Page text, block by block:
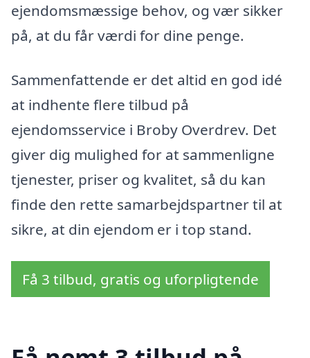
ejendomsmæssige behov, og vær sikker
på, at du får værdi for dine penge.
Sammenfattende er det altid en god idé
at indhente flere tilbud på
ejendomsservice i Broby Overdrev. Det
giver dig mulighed for at sammenligne
tjenester, priser og kvalitet, så du kan
finde den rette samarbejdspartner til at
sikre, at din ejendom er i top stand.
Få 3 tilbud, gratis og uforpligtende